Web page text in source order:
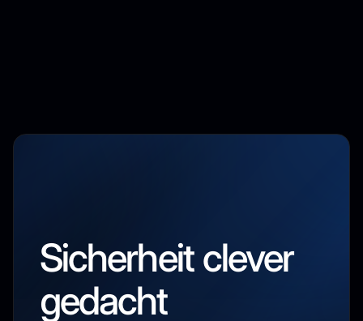
Sicherheit clever
gedacht